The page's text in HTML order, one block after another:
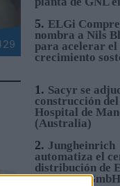
5. ELGi
nombra a Nils
para acelerar el
crecimiento
1. Sacyr se
construcción
Hospital de
(Australia)
2. Jungheinrich
automatiza el
distribución de
Laeppché